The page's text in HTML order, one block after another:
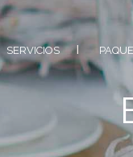
SERVICIOS